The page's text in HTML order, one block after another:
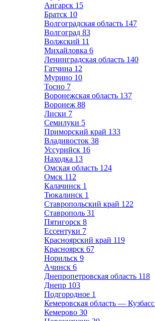
Ангарск 15
Братск 10
Волгоградская область 147
Волгоград 83
Волжский 11
Михайловка 6
Ленинградская область 140
Гатчина 12
Мурино 10
Тосно 7
Воронежская область 137
Воронеж 88
Лиски 7
Семилуки 5
Приморский край 133
Владивосток 38
Уссурийск 16
Находка 13
Омская область 124
Омск 112
Калачинск 1
Тюкалинск 1
Ставропольский край 122
Ставрополь 31
Пятигорск 8
Ессентуки 7
Красноярский край 119
Красноярск 67
Норильск 9
Ачинск 6
Днепропетровская область 118
Днепр 103
Подгородное 1
Кемеровская область — Кузбасс
Кемерово 30